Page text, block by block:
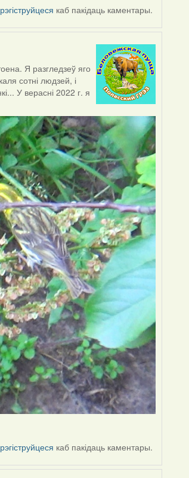
каб пакідаць каментары.
Я разгледзеў яго
сотні людзей, і
У верасні 2022 г. я
каб пакідаць каментары.